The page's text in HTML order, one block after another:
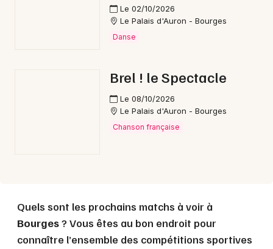
Le 02/10/2026
Le Palais d'Auron - Bourges
Danse
Brel ! le Spectacle
Le 08/10/2026
Le Palais d'Auron - Bourges
Chanson française
Quels sont les prochains matchs à voir à
Bourges? Vous êtes au bon endroit pour
connaître l’ensemble des compétitions sportives